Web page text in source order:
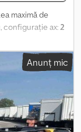
maximă de
, configurație ax:2
tip de angrenaj:
143/141J,
141J
frână cu aer
-- ne
poze de
detalii: !
Anunț mic